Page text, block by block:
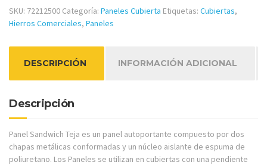
SKU: 72212500 Categoría: Paneles Cubierta Etiquetas: Cubiertas,
Hierros Comerciales, Paneles
DESCRIPCIÓN INFORMACIÓN ADICIONAL
Descripción
Panel Sandwich Teja es un panel autoportante compuesto por dos
chapas metálicas conformadas y un núcleo aislante de espuma de
poliuretano. Los Paneles se utilizan en cubiertas con una pendiente